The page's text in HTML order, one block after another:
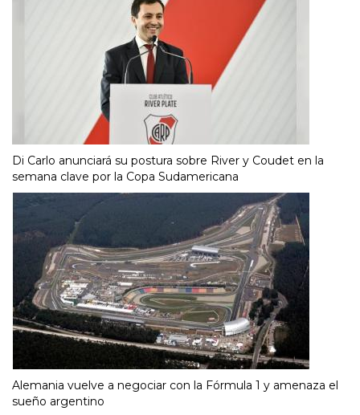
Di Carlo anunciará su postura sobre River y Coudet en la
semana clave por la Copa Sudamericana
Alemania vuelve a negociar con la Fórmula 1 y amenaza el
sueño argentino